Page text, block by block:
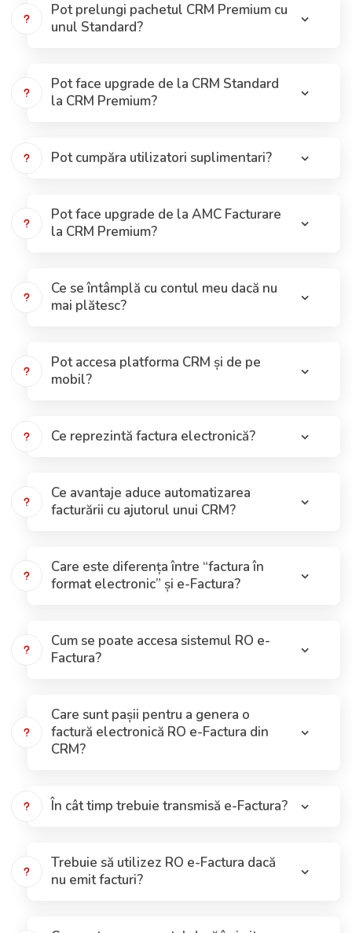
Pot prelungi pachetul CRM Premium cu
unul Standard?
Pot face upgrade de la CRM Standard
la CRM Premium?
Pot cumpăra utilizatori suplimentari?
Pot face upgrade de la AMC Facturare
la CRM Premium?
Ce se întâmplă cu contul meu dacă nu
mai plătesc?
Pot accesa platforma CRM și de pe
mobil?
Ce reprezintă factura electronică?
Ce avantaje aduce automatizarea
facturării cu ajutorul unui CRM?
Care este diferența între “factura în
format electronic” și e-Factura?
Cum se poate accesa sistemul RO e-
Factura?
Care sunt pașii pentru a genera o
factură electronică RO e-Factura din
CRM?
În cât timp trebuie transmisă e-Factura?
Trebuie să utilizez RO e-Factura dacă
nu emit facturi?